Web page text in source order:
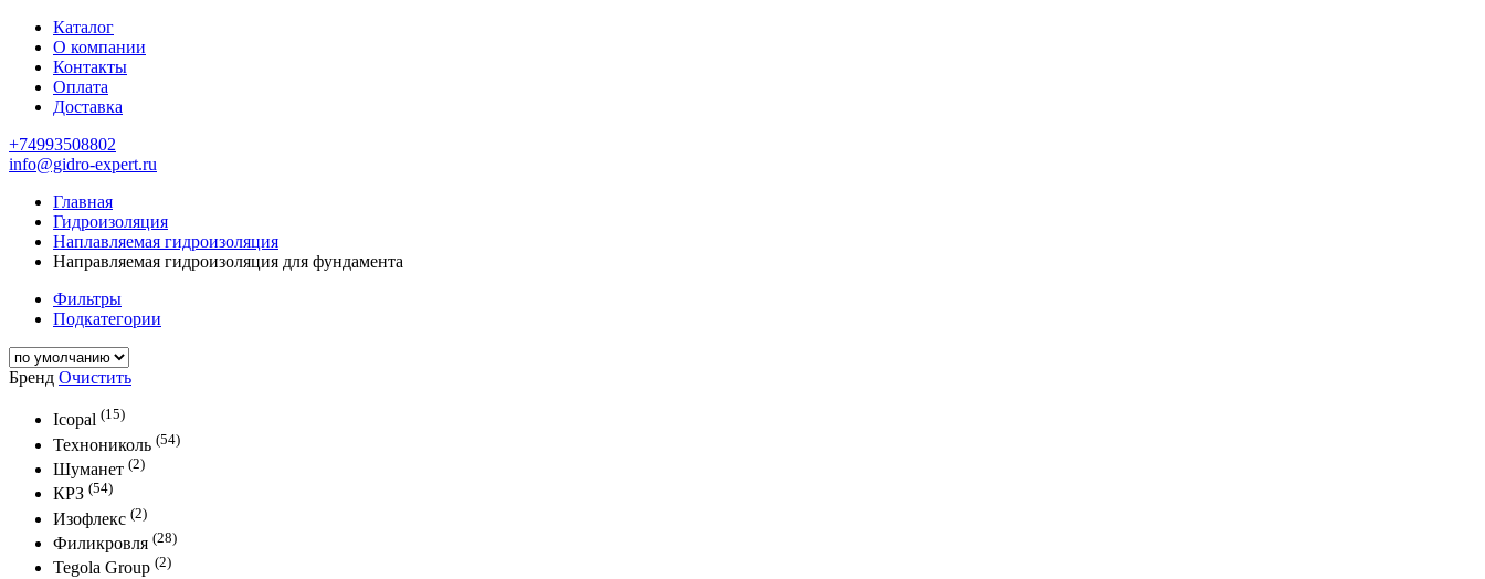
Каталог
О компании
Контакты
Оплата
Доставка
+74993508802
info@gidro-expert.ru
Главная
Гидроизоляция
Наплавляемая гидроизоляция
Направляемая гидроизоляция для фундамента
Фильтры
Подкатегории
Бренд Очистить
Icopal (15)
Технониколь (54)
Шуманет (2)
КРЗ (54)
Изофлекс (2)
Филикровля (28)
Tegola Group (2)